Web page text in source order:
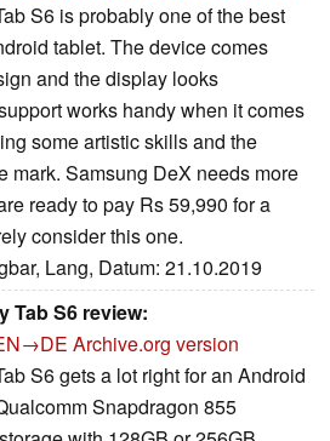
S6 is probably one of the best
tablet. The device comes
and the display looks
works handy when it comes
some artistic skills and the
mark. Samsung DeX needs more
ready to pay Rs 59,990 for a
consider this one.
Lang, Datum: 21.10.2019
Tab S6 review:
Archive.org version
S6 gets a lot right for an Android
Snapdragon 855